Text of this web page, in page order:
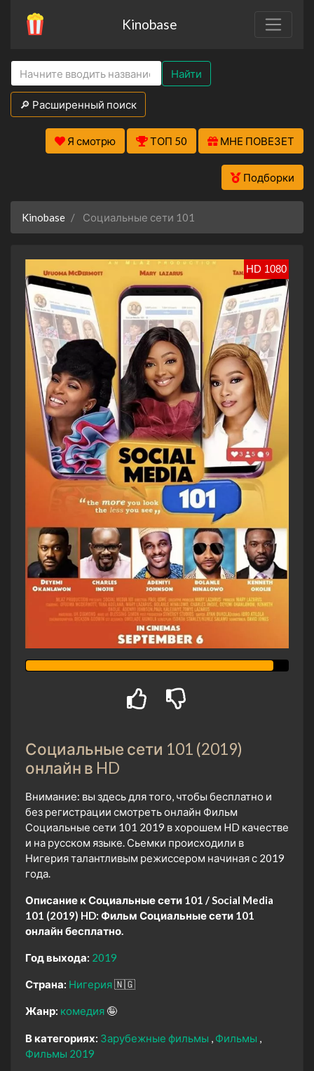
Kinobase
Найти
🔎 Расширенный поиск
Я смотрю ТОП 50 МНЕ ПОВЕЗЕТ
Подборки
Kinobase Социальные сети 101
HD 1080
Социальные сети 101 (2019)
онлайн в HD
Внимание: вы здесь для того, чтобы бесплатно и
без регистрации смотреть онлайн Фильм
Социальные сети 101 2019 в хорошем HD качестве
и на русском языке. Сьемки происходили в
Нигерия талантливым режиссером начиная с 2019
года.
Описание к Социальные сети 101 / Social Media
101 (2019) HD: Фильм Социальные сети 101
онлайн бесплатно.
Год выхода: 2019
Страна: Нигерия🇳🇬
Жанр: комедия 🤪
В категориях: Зарубежные фильмы
Фильмы
Фильмы 2019